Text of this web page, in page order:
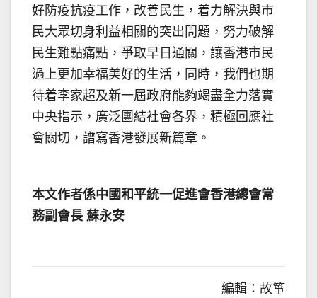
好防疫抗疫工作，改善民生，着力解決與市
民大眾切身利益相關的突出問題，努力破解
民生難點痛點，爭取早日通關，讓香港市民
過上更加幸福美好的生活，同時，我們也期
待着李家超及新一屆政府能夠竭盡全力落實
中央指示，廣泛團結社會各界，積極回應社
會關切，譜寫香港發展新篇章。
本文作者係中國和平統一促進會香港總會常
務副會長 蘇永安
編輯：故箏